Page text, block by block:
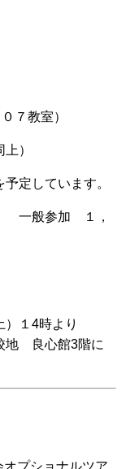
教室）
）
定しています。
一般参加 １，
１4時より
地 良心館3階に
プショナルツア